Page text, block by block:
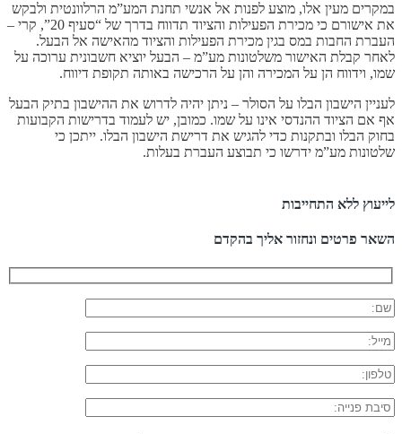
במקרים מעין אלו, מוצע לפנות אל אנשי תחנת המע”מ הרלוונטית ולבקש
את אישורם כי מכירת הפעילות והציוד תדווח בדרך של “סעיף 20”, קרי –
העברת החבות במס בגין מכירת הפעילות והציוד מהאישה אל הבעל.
לאחר קבלת האישור משלטונות מע”מ – הבעל יוציא חשבונית ערוכה על
שמו, וידווח הן על המכירה והן על הרכישה באותה תקופת דיווח.
לעניין הישבון הבלו על הסולר – ניתן יהיה לדרוש את ההישבון בתיק הבעל
אף אם הציוד ההנדסי אינו על שמו. כמובן, יש לעמוד בדרישות הקבועות
בחוק הבלו ובתקנות כדי להגיש את דרישת הישבון הבלו. ייתכן כי
שלטונות מע”מ ידרשו כי תבוצע העברת בעלות.
לייעוץ ללא התחייבות
השאר פרטים ונחזור אליך בהקדם